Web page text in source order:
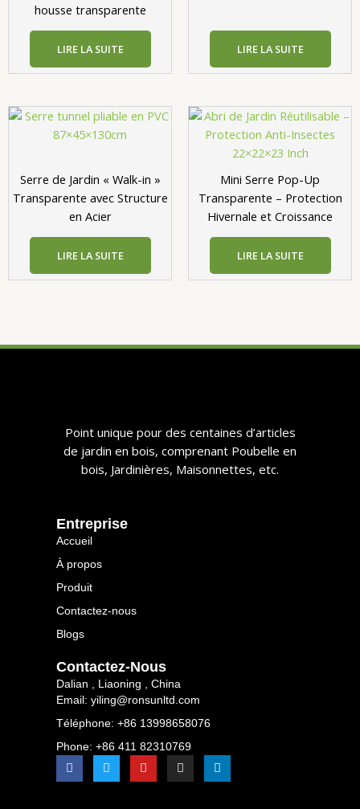
housse transparente
LIRE LA SUITE LIRE LA SUITE
Serre de Jardin « Walk-in »
Transparente avec Structure
en Acier
LIRE LA SUITE
Mini Serre Pop-Up
Transparente – Protection
Hivernale et Croissance
LIRE LA SUITE
​​Point unique pour des centaines d’articles
de jardin en bois, comprenant Poubelle en
bois, Jardinières, Maisonnettes, etc.​​
​​entreprise​​
Accueil
À propos
Produit
Contactez-nous
Blogs
Contactez-Nous
Dalian , Liaoning , China
Email: yiling@ronsunltd.com
Téléphone: +86 13998658076
Phone: +86 411 82310769
F
a
c
T
w
i
Y
o
u
I
n
s
L
i
n